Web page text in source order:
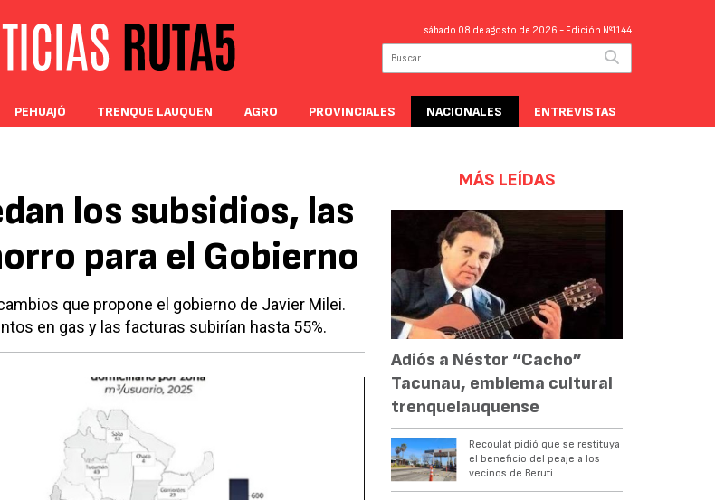
sábado 08 de agosto de 2026 - Edición Nº1144
PEHUAJÓ TRENQUE LAUQUEN AGRO PROVINCIALES NACIONALES ENTREVISTAS
los subsidios, las
para el Gobierno
que propone el gobierno de Javier Milei.
en gas y las facturas subirían hasta 55%.
MÁS LEÍDAS
Adiós a Néstor “Cacho”
Tacunau, emblema cultural
trenquelauquense
Recoulat pidió que se restituya
el beneficio del peaje a los
vecinos de Beruti